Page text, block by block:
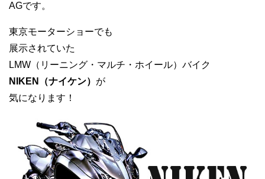
AGです。
東京モーターショーでも
展示されていた
LMW（リーニング・マルチ・ホイール）バイク
NIKEN（ナイケン） が
気になります！